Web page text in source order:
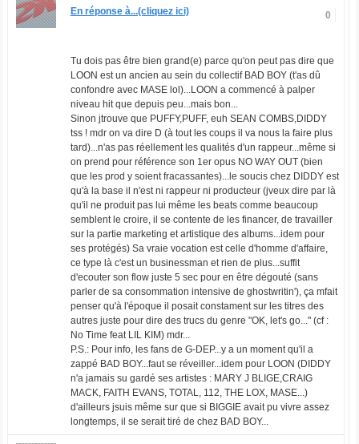
0
En réponse à...(cliquez ici)
Tu dois pas être bien grand(e) parce qu'on peut pas dire que
LOON est un ancien au sein du collectif BAD BOY (t'as dû
confondre avec MASE lol)...LOON a commencé à palper
niveau hit que depuis peu...mais bon...
Sinon jtrouve que PUFFY,PUFF, euh SEAN COMBS,DIDDY
tss ! mdr on va dire D (à tout les coups il va nous la faire plus
tard)...n'as pas réellement les qualités d'un rappeur...même si
on prend pour référence son 1er opus NO WAY OUT (bien
que les prod y soient fracassantes)...le soucis chez DIDDY est
qu'à la base il n'est ni rappeur ni producteur (jveux dire par là
qu'il ne produit pas lui même les beats comme beaucoup
semblent le croire, il se contente de les financer, de travailler
sur la partie marketing et artistique des albums...idem pour
ses protégés) Sa vraie vocation est celle d'homme d'affaire,
ce type là c'est un businessman et rien de plus...suffit
d'ecouter son flow juste 5 sec pour en être dégouté (sans
parler de sa consommation intensive de ghostwritin'), ça mfait
penser qu'à l'époque il posait constament sur les titres des
autres juste pour dire des trucs du genre "OK, let's go..." (cf :
No Time feat LIL KIM) mdr...
P.S.: Pour info, les fans de G-DEP...y a un moment qu'il a
zappé BAD BOY...faut se réveiller...idem pour LOON (DIDDY
n'a jamais su gardé ses artistes : MARY J BLIGE,CRAIG
MACK, FAITH EVANS, TOTAL, 112, THE LOX, MASE...)
d'ailleurs jsuis même sur que si BIGGIE avait pu vivre assez
longtemps, il se serait tiré de chez BAD BOY...